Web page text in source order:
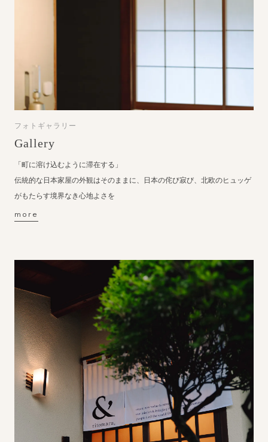
フォトギャラリー
Gallery
「町に溶け込むように滞在する」
伝統的な日本家屋の外観はそのままに、日本の侘び寂び、北欧のヒュッゲ
がもたらす境界なき心地よさを
more